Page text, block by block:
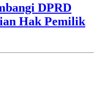
DPRD
Hak Pemilik